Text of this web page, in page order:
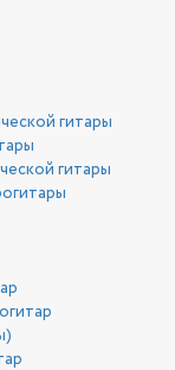
гитары
гитары